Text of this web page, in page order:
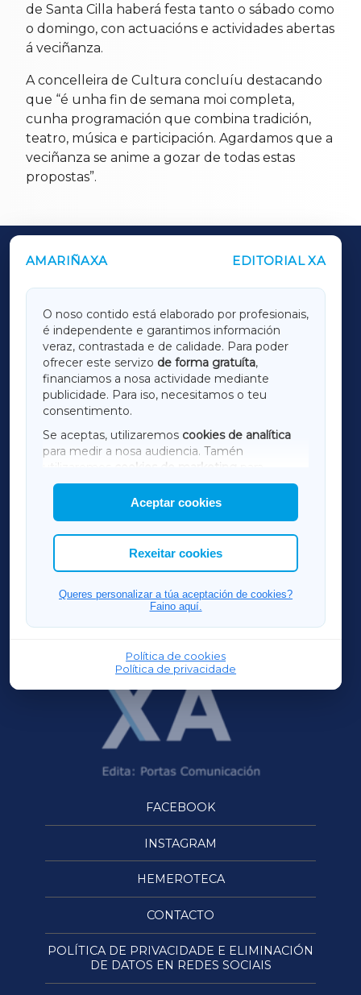
de Santa Cilla haberá festa tanto o sábado como
o domingo, con actuacións e actividades abertas
á veciñanza.
A concelleira de Cultura concluíu destacando
que “é unha fin de semana moi completa,
cunha programación que combina tradición,
teatro, música e participación. Agardamos que a
veciñanza se anime a gozar de todas estas
propostas”.
AMARIÑAXA EDITORIAL XA
O noso contido está elaborado por profesionais,
é independente e garantimos información
veraz, contrastada e de calidade. Para poder
ofrecer este servizo de forma gratuíta,
financiamos a nosa actividade mediante
publicidade. Para iso, necesitamos o teu
consentimento.
Se aceptas, utilizaremos cookies de analítica
para medir a nosa audiencia. Tamén
utilizaremos
cookies de marketing
mostrar publicidade de terceiros.
Así mesmo, podes personalizar a elección das
cookies que desexas permitir.
Aceptar cookies
Rexeitar cookies
Queres personalizar a túa aceptación de cookies?
Faino aquí.
Política de cookies
Política de privacidade
OUTROS PERIÓDICOS
LUGOXA
TERRACHAXA
AMARIÑAXA
RIBEIRASACRAXA
ACORUÑAXA
FERROLXA
OURENSEXA
FACEBOOK
INSTAGRAM
HEMEROTECA
CONTACTO
POLÍTICA DE PRIVACIDADE E ELIMINACIÓN
DE DATOS EN REDES SOCIAIS